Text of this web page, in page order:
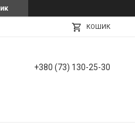
КОШИК
+380 (73) 130-25-30